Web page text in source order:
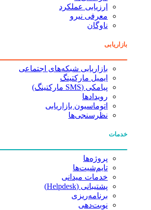
ارزیابی عملکرد
معرفی نیرو
ناوگان
بازاریابی
بازاریابی شبکه‌های اجتماعی
ایمیل مارکتینگ
پیامکی (SMS مارکتینگ)
رویدادها
اتوماسیون بازاریابی
نظرسنجی‌ها
خدمات
پروژه‌ها
تایم‌شیت‌ها
خدمات میدانی
پشتیبانی (Helpdesk)
برنامه‌ریزی
نوبت‌دهی